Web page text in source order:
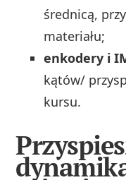
średnicą,
materiału;
enkodery i
kątów/
kursu.